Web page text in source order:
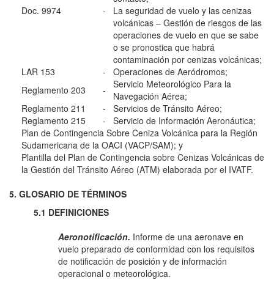
Doc. 9974
-
La seguridad de vuelo y las cenizas
volcánicas – Gestión de riesgos de las
operaciones de vuelo en que se sabe
o se pronostica que habrá
contaminación por cenizas volcánicas;
LAR 153
-
Operaciones de Aeródromos;
Reglamento 203
-
Servicio Meteorológico Para la
Navegación Aérea;
Reglamento 211
-
Servicios de Tránsito Aéreo;
Reglamento 215
-
Servicio de Información Aeronáutica;
Plan de Contingencia Sobre Ceniza Volcánica para la Región
Sudamericana de la OACI (VACP/SAM); y
Plantilla del Plan de Contingencia sobre Cenizas Volcánicas de
la Gestión del Tránsito Aéreo (ATM) elaborada por el IVATF.
5. GLOSARIO DE TÉRMINOS
5.1 DEFINICIONES
Aeronotificación. Informe de una aeronave en
vuelo preparado de conformidad con los requisitos
de notificación de posición y de información
operacional o meteorológica.